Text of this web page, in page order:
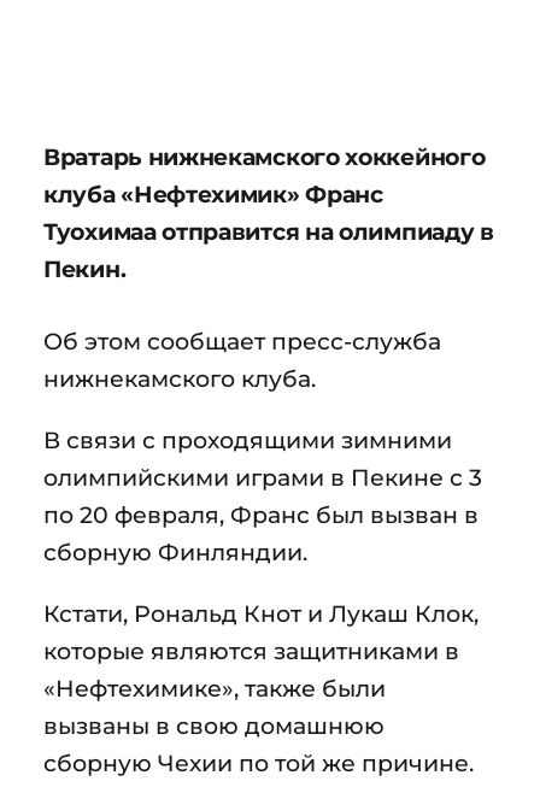
Вратарь нижнекамского хоккейного
клуба «Нефтехимик» Франс
Туохимаа отправится на олимпиаду в
Пекин.
Об этом сообщает пресс-служба
нижнекамского клуба.
В связи с проходящими зимними
олимпийскими играми в Пекине с 3
по 20 февраля, Франс был вызван в
сборную Финляндии.
Кстати, Рональд Кнот и Лукаш Клок,
которые являются защитниками в
«Нефтехимике», также были
вызваны в свою домашнюю
сборную Чехии по той же причине.